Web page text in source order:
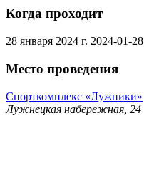
Когда проходит
28 января 2024 г. 2024-01-28
Место проведения
Спорткомплекс «Лужники»
Лужнецкая набережная, 24